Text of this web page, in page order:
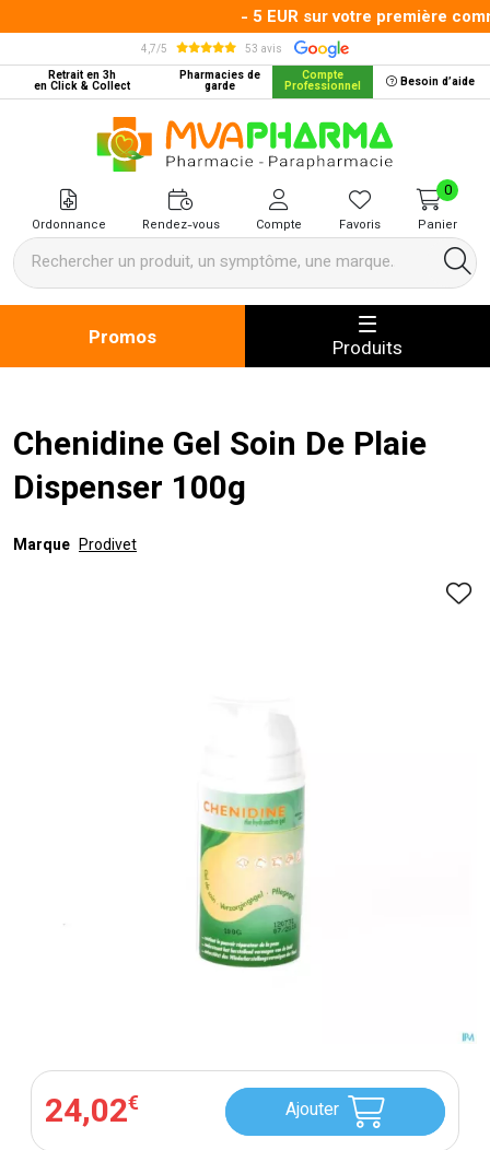
- 5 EUR sur votre première
4,7/5
53 avis
Retrait en 3h
en Click & Collect
Pharmacies de
garde
Compte
Professionnel Besoin d’aide
MVA Pharma Votre pharmacie
Ordonnance Rendez-vous Compte Favoris Panier
0
Promos Produits
Chenidine Gel Soin De Plaie
Dispenser 100g
Marque Prodivet
24,02€ Ajouter